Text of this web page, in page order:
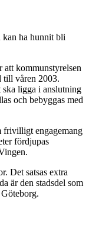
kan ha hunnit bli
kommunstyrelsen
till våren 2003.
ligga i anslutning
och bebyggas med
frivilligt engagemang
fördjupas
Det satsas extra
är den stadsdel som